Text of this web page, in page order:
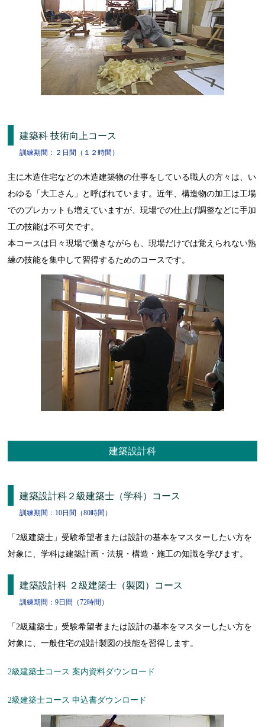
建築科 技術向上コース
訓練期間：２日間（１２時間）
主に木造住宅などの木造建築物の仕事をしている職人の方々は、い
わゆる「大工さん」と呼ばれています。近年、構造物の加工は工場
でのプレカットも増えていますが、現場での仕上げ調整などに手加
工の技能は不可欠です。
本コースは日々現場で働きながらも、現場だけでは覚えられない熟
練の技能を集中して習得するためのコースです。
建築設計科
建築設計科２級建築士（学科）コース
訓練期間：10日間（80時間）
「2級建築士」受験希望者または設計の基本をマスターしたい方を
対象に、学科は建築計画・法規・構造・施工の知識を学びます。
建築設計科 ２級建築士（製図）コース
訓練期間：9日間（72時間）
「2級建築士」受験希望者または設計の基本をマスターしたい方を
対象に、一般住宅の設計製図の技能を習得します。
2級建築士コース 案内資料ダウンロード
2級建築士コース 申込書ダウンロード